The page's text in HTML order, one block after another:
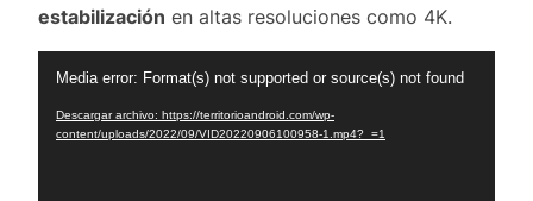
estabilización en altas resoluciones como 4K.
Media error: Format(s) not supported or source(s) not found
Descargar archivo: https://territorioandroid.com/wp-
content/uploads/2022/09/VID20220906100958-1.mp4?_=1